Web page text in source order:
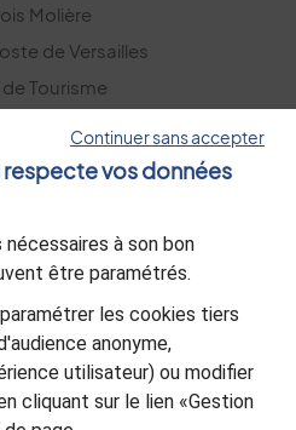
Molière
de Versailles
Tourisme
Versailles
Continuer sans accepter
respecte vos données
à son bon
être paramétrés.
les cookies tiers
anonyme,
utilisateur) ou modifier
cliquant sur le lien «Gestion